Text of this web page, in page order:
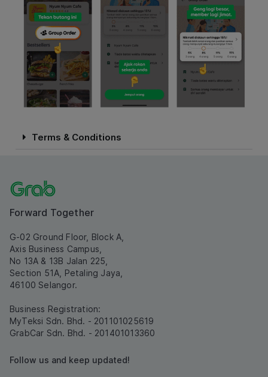
Terms & Conditions
Forward Together
G-02 Ground Floor, Block A,
Axis Business Campus,
No 13A & 13B Jalan 225,
Section 51A, Petaling Jaya,
46100 Selangor.
Business Registration:
MyTeksi Sdn. Bhd. - 201101025619
GrabCar Sdn. Bhd. - 201401013360
Follow us and keep updated!